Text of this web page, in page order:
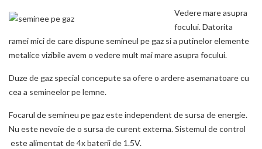
Vedere mare asupra
focului. Datorita
ramei mici de care dispune semineul pe gaz si a putinelor elemente
metalice vizibile avem o vedere mult mai mare asupra focului.
Duze de gaz special concepute sa ofere o ardere asemanatoare cu
cea a semineelor pe lemne.
Focarul de semineu pe gaz este independent de sursa de energie.
Nu este nevoie de o sursa de curent externa. Sistemul de control
este alimentat de 4x baterii de 1.5V.